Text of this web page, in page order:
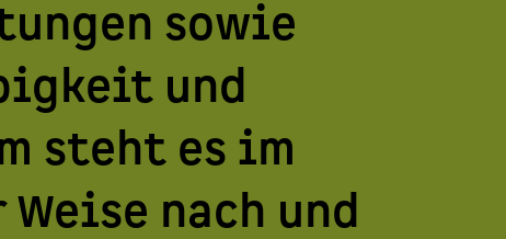
sowie
und
steht es im
nach und